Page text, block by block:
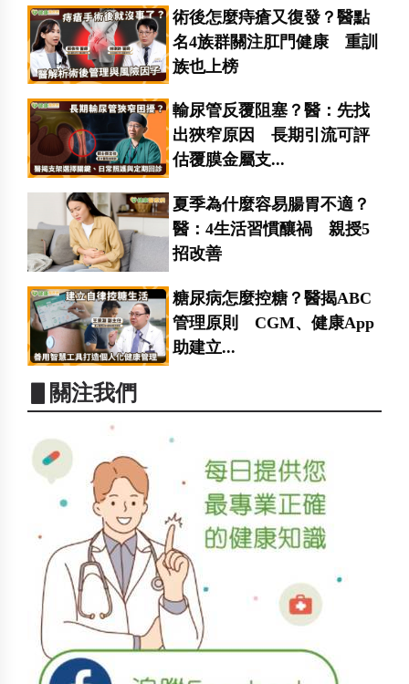
術後怎麼痔瘡又復發？醫點
名4族群關注肛門健康 重訓
族也上榜
輸尿管反覆阻塞？醫：先找
出狹窄原因 長期引流可評
估覆膜金屬支...
夏季為什麼容易腸胃不適？
醫：4生活習慣釀禍 親授5
招改善
糖尿病怎麼控糖？醫揭ABC
管理原則 CGM、健康App
助建立...
▋關注我們